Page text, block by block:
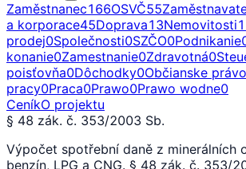
Zaměstnanec166OSVČ55
a korporace45Doprava13Nemovitosti
prodej0Společnosti0SZČO0Podnikanie
konanie0Zamestnanie0Zdravotná0
poisťovňa0Dôchodky0Občianske právo
pracy0Praca0Prawo0Prawo wodne0
CeníkO projektu
§ 48 zák. č. 353/2003 Sb.
Výpočet spotřební daně z minerálních
benzín, LPG a CNG. § 48 zák. č. 353/